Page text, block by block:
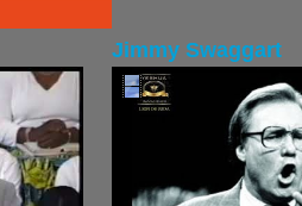
Jimmy Swaggart